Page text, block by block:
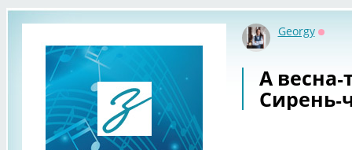
Georgy
А весна-
Сирень-